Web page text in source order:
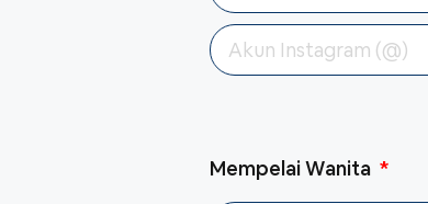
Mempelai Wanita